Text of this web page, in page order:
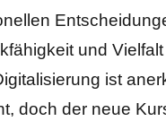
und
ist
doch der neue